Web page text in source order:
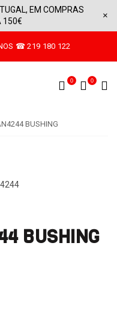
EM COMPRAS
150€
×
☎ 219 180 122
0 0
BUSHING
BUSHING